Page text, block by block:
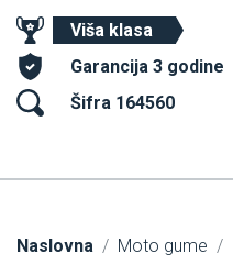
Viša klasa
Garancija 3 godine
Šifra 164560
Naslovna Moto gume